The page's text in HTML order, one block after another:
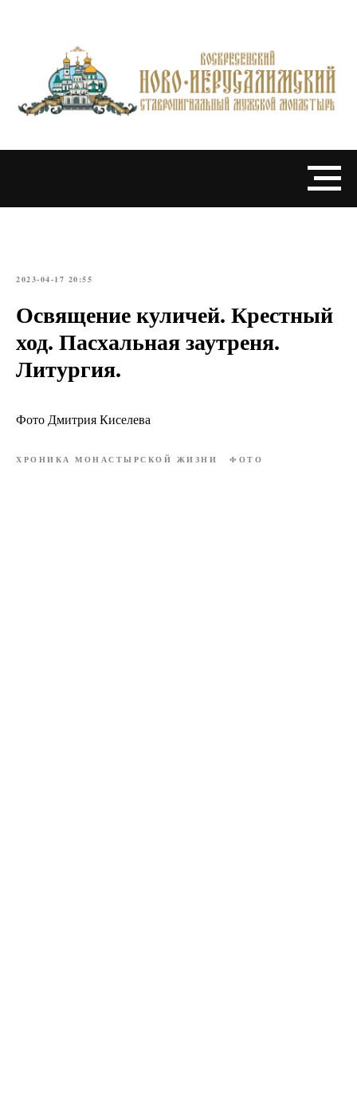
2023-04-17 20:55
Освящение куличей. Крестный
ход. Пасхальная заутреня.
Литургия.
Фото Дмитрия Киселева
ХРОНИКА МОНАСТЫРСКОЙ ЖИЗНИ ФОТО